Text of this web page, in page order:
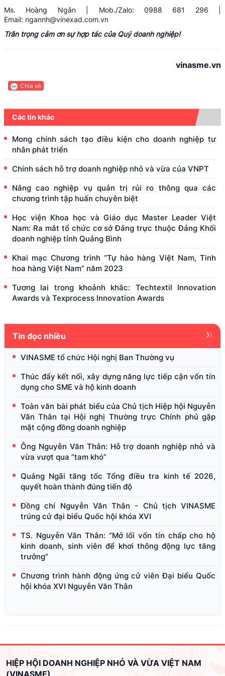
Ms. Hoàng Ngân | Mob./Zalo: 0988 681 296 |
Email: ngannh@vinexad.com.vn
Trân trọng cảm ơn sự hợp tác của Quý doanh nghiệp!
vinasme.vn
Chia sẻ
Các tin khác
Mong chính sách tạo điều kiện cho doanh nghiệp tư
nhân phát triển
Chính sách hỗ trợ doanh nghiệp nhỏ và vừa của VNPT
Nâng cao nghiệp vụ quản trị rủi ro thông qua các
chương trình tập huấn chuyên biệt
Học viện Khoa học và Giáo dục Master Leader Việt
Nam: Ra mắt tổ chức cơ sở Đảng trực thuộc Đảng Khối
doanh nghiệp tỉnh Quảng Bình
Khai mạc Chương trình “Tự hào hàng Việt Nam, Tinh
hoa hàng Việt Nam” năm 2023
Tương lai trong khoảnh khắc: Techtextil Innovation
Awards và Texprocess Innovation Awards
Tin đọc nhiều
VINASME tổ chức Hội nghị Ban Thường vụ
Thúc đẩy kết nối, xây dựng năng lực tiếp cận vốn tín
dụng cho SME và hộ kinh doanh
Toàn văn bài phát biểu của Chủ tịch Hiệp hội Nguyễn
Văn Thân tại Hội nghị Thường trực Chính phủ gặp
mặt cộng đồng doanh nghiệp
Ông Nguyễn Văn Thân: Hỗ trợ doanh nghiệp nhỏ và
vừa vượt qua “tam khó”
Quảng Ngãi tăng tốc Tổng điều tra kinh tế 2026,
quyết hoàn thành đúng tiến độ
Đồng chí Nguyễn Văn Thân - Chủ tịch VINASME
trúng cử đại biểu Quốc hội khóa XVI
TS. Nguyễn Văn Thân: “Mở lối vốn tín chấp cho hộ
kinh doanh, sinh viên để khơi thông động lực tăng
trưởng”
Chương trình hành động ứng cử viên Đại biểu Quốc
hội khóa XVI Nguyễn Văn Thân
HIỆP HỘI DOANH NGHIỆP NHỎ VÀ VỪA VIỆT NAM